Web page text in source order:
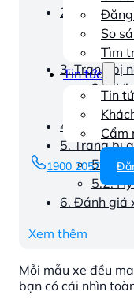
So
Tìm
Tin tức
Tin
Cẩm
1900 2057
2. Kích
2.1.
2.2.
3. Trang bị
3.1.
3.2.
4. Động cơ,
5. Trang bị
5.1.
5.2.
6. Đánh giá
Xem thêm
Mỗi mẫu xe đều
bạn có cái nhìn